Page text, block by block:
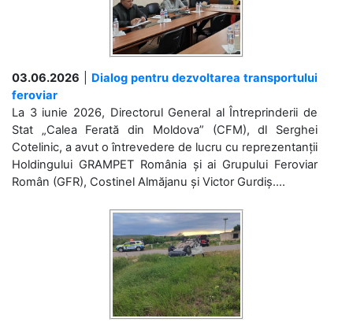
03.06.2026
Dialog pentru dezvoltarea transportului
feroviar
La 3 iunie 2026, Directorul General al Întreprinderii de
Stat „Calea Ferată din Moldova” (CFM), dl Serghei
Cotelinic, a avut o întrevedere de lucru cu reprezentanții
Holdingului GRAMPET România și ai Grupului Feroviar
Român (GFR), Costinel Almăjanu și Victor Gurdiș....